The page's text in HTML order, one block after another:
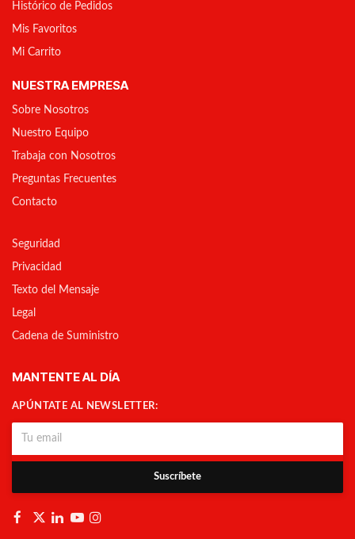
Histórico de Pedidos
Mis Favoritos
Mi Carrito
NUESTRA EMPRESA
Sobre Nosotros
Nuestro Equipo
Trabaja con Nosotros
Preguntas Frecuentes
Contacto
Seguridad
Privacidad
Texto del Mensaje
Legal
Cadena de Suministro
MANTENTE AL DÍA
APÚNTATE AL NEWSLETTER:
Suscríbete